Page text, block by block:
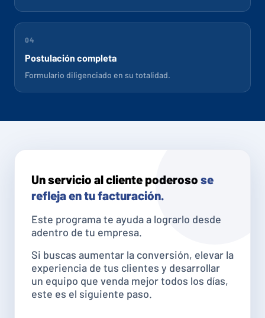
04
Postulación completa
Formulario diligenciado en su totalidad.
Un servicio al cliente poderoso se
refleja en tu facturación.
Este programa te ayuda a lograrlo desde
adentro de tu empresa.
Si buscas aumentar la conversión, elevar la
experiencia de tus clientes y desarrollar
un equipo que venda mejor todos los días,
este es el siguiente paso.